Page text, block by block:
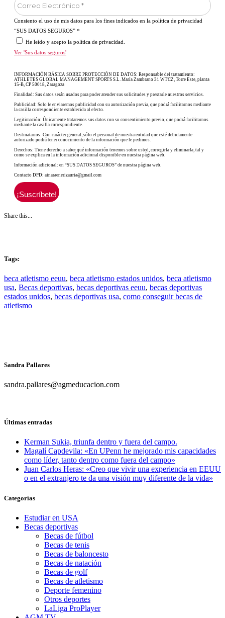
Consiento el uso de mis datos para los fines indicados en la política de privacidad
“SUS DATOS SEGUROS” *
He leído y acepto la política de privacidad.
Ver 'Sus datos seguros'
INFORMACIÓN BÁSICA SOBRE PROTECCIÓN DE DATOS: Responsable del tratamiento:
ATHLETES GLOBAL MANAGEMENT SPORTS S.L. María Zambrano 31 WTCZ, Torre Este, planta
15-B, CP 50018, Zaragoza
Finalidad: Sus datos serán usados para poder atender sus solicitudes y prestarle nuestros servicios.
Publicidad: Solo le enviaremos publicidad con su autorización previa, que podrá facilitarnos mediante
la casilla correspondiente establecida al efecto.
Legitimación: Únicamente trataremos sus datos con su consentimiento previo, que podrá facilitarnos
mediante la casilla correspondiente.
Destinatarios: Con carácter general, sólo el personal de nuestra entidad que esté debidamente
autorizado podrá tener conocimiento de la información que le pedimos.
Derechos: Tiene derecho a saber qué información tenemos sobre usted, corregirla y eliminarla, tal y
como se explica en la información adicional disponible en nuestra página web.
Información adicional: en “SUS DATOS SEGUROS” de nuestra página web.
Contacto DPD: ainaraenerizauria@gmail.com
Share this...
Tags:
beca atletismo eeuu, beca atletismo estados unidos, beca atletismo
usa, Becas deportivas, becas deportivas eeuu, becas deportivas
estados unidos, becas deportivas usa, como conseguir becas de
atletismo
Sandra Pallares
sandra.pallares@agmeducacion.com
Últimas entradas
Kerman Sukia, triunfa dentro y fuera del campo.
Magalí Capdevila: «En UPenn he mejorado mis capacidades
como líder, tanto dentro como fuera del campo»
Juan Carlos Heras: «Creo que vivir una experiencia en EEUU
o en el extranjero te da una visión muy diferente de la vida»
Categorías
Estudiar en USA
Becas deportivas
Becas de fútbol
Becas de tenis
Becas de baloncesto
Becas de natación
Becas de golf
Becas de atletismo
Deporte femenino
Otros deportes
LaLiga ProPlayer